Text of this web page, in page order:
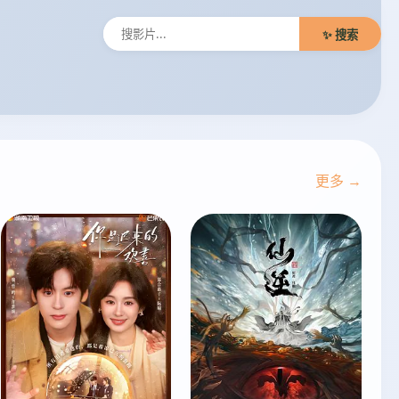
✨ 搜索
更多 →